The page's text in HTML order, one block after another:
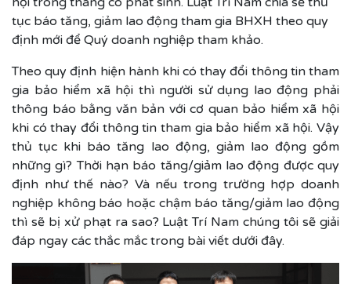
tục báo tăng, giảm lao động tham gia BHXH theo quy
định mới để Quý doanh nghiệp tham khảo.
Theo quy định hiện hành khi có thay đổi thông tin tham
gia bảo hiểm xã hội thì người sử dụng lao động phải
thông báo bằng văn bản với cơ quan bảo hiểm xã hội
khi có thay đổi thông tin tham gia bảo hiểm xã hội. Vậy
thủ tục khi báo tăng lao động, giảm lao động gồm
những gì? Thời hạn báo tăng/giảm lao động được quy
định như thế nào? Và nếu trong trường hợp doanh
nghiệp không báo hoặc chậm báo tăng/giảm lao động
thì sẽ bị xử phạt ra sao? Luật Trí Nam chúng tôi sẽ giải
đáp ngay các thắc mắc trong bài viết dưới đây.